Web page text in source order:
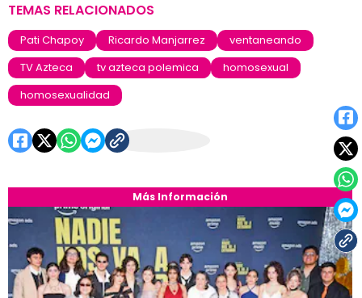
Más Información
TEMAS RELACIONADOS
Pati Chapoy Ricardo Manjarrez
ventaneando
TV Azteca
tv azteca polemica
homosexual
homosexualidad